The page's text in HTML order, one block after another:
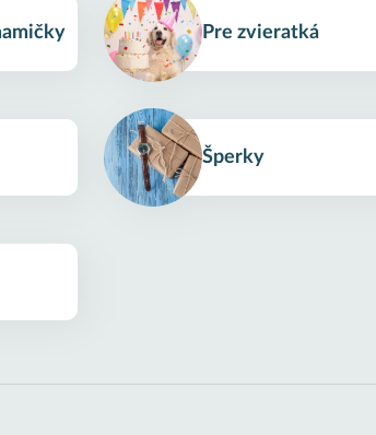
Pre zvieratká
Šperky